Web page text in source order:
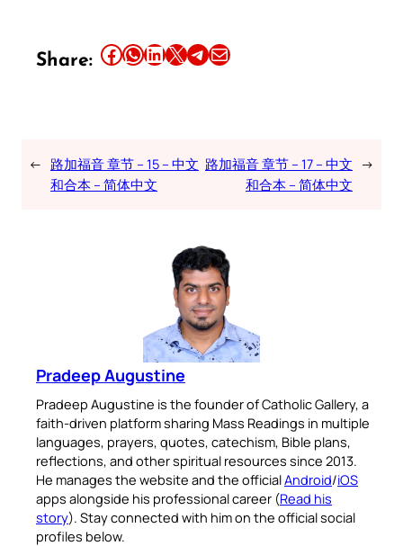
Share: Share this article on Facebook Share this article on WhatsApp Share this article on LinkedIn Share this article on X Share this article on TelegramEmail this Article
← 路加福音 章节 – 15 – 中文
和合本 – 简体中文
路加福音 章节 – 17 – 中文
和合本 – 简体中文
→
Pradeep Augustine
Pradeep Augustine is the founder of Catholic Gallery, a
faith-driven platform sharing Mass Readings in multiple
languages, prayers, quotes, catechism, Bible plans,
reflections, and other spiritual resources since 2013.
He manages the website and the officialAndroid/iOS
apps alongside his professional career (Read his
story). Stay connected with him on the official social
profiles below.